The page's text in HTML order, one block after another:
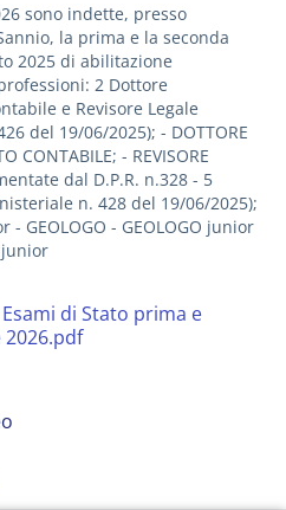
sono indette, presso
la prima e la seconda
2025 di abilitazione
2 Dottore
e Revisore Legale
del 19/06/2025); - DOTTORE
CONTABILE; - REVISORE
dal D.P.R. n.328 - 5
n. 428 del 19/06/2025);
- GEOLOGO - GEOLOGO junior
junior
di Stato prima e
2026.pdf